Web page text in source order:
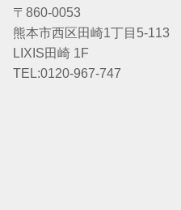
〒860-0053
熊本市西区田崎1丁目5-113
LIXIS田崎 1F
TEL:0120-967-747